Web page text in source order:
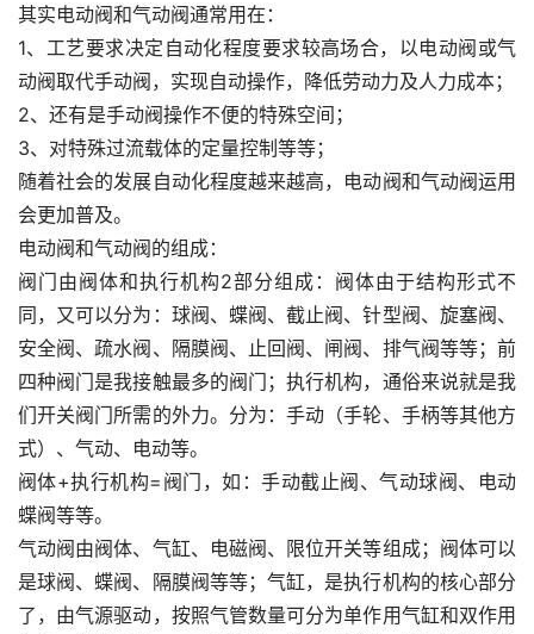
其实电动阀和气动阀通常用在：
1、工艺要求决定自动化程度要求较高场合，以电动阀或气
动阀取代手动阀，实现自动操作，降低劳动力及人力成本；
2、还有是手动阀操作不便的特殊空间；
3、对特殊过流载体的定量控制等等；
随着社会的发展自动化程度越来越高，电动阀和气动阀运用
会更加普及。
电动阀和气动阀的组成：
阀门由阀体和执行机构2部分组成：阀体由于结构形式不
同，又可以分为：球阀、蝶阀、截止阀、针型阀、旋塞阀、
安全阀、疏水阀、隔膜阀、止回阀、闸阀、排气阀等等；前
四种阀门是我接触最多的阀门；执行机构，通俗来说就是我
们开关阀门所需的外力。分为：手动（手轮、手柄等其他方
式）、气动、电动等。
阀体+执行机构=阀门，如：手动截止阀、气动球阀、电动
蝶阀等等。
气动阀由阀体、气缸、电磁阀、限位开关等组成；阀体可以
是球阀、蝶阀、隔膜阀等等；气缸，是执行机构的核心部分
了，由气源驱动，按照气管数量可分为单作用气缸和双作用